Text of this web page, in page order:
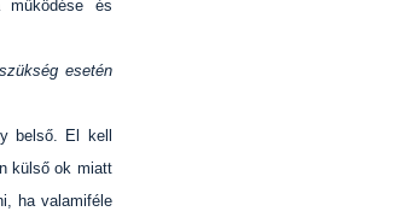
működése és
esetén
belső. El kell
külső ok miatt
ha valamiféle